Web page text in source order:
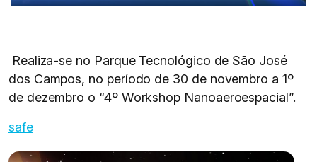
Realiza-se no Parque Tecnológico de São José
dos Campos, no período de 30 de novembro a 1º
de dezembro o “4º Workshop Nanoaeroespacial”.
safe